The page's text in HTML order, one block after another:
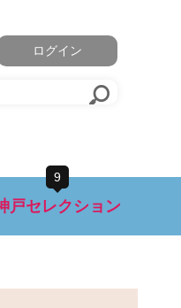
ログイン
9
戸セレクション